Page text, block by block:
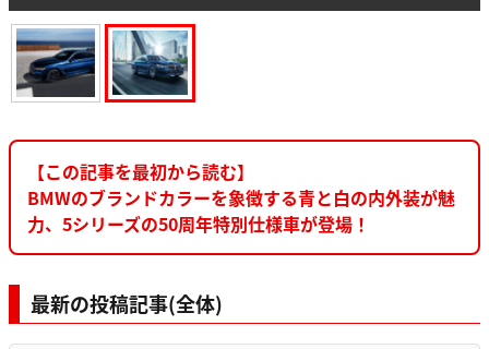
【この記事を最初から読む】
BMWのブランドカラーを象徴する青と白の内外装が魅
力、5シリーズの50周年特別仕様車が登場！
最新の投稿記事(全体)